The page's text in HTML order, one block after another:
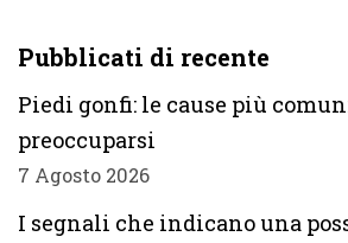
Pubblicati di recente
Piedi gonfi: le cause più
preoccuparsi
7 Agosto 2026
I segnali che indicano una